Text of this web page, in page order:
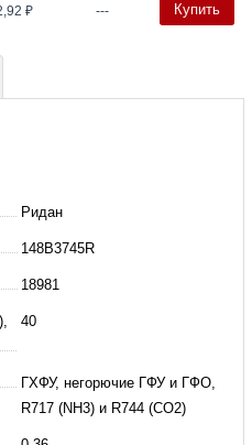
₽ --- Купить
Ридан
148B3745R
18981
40
ГХФУ, негорючие ГФУ и ГФО,
R717 (NH3) и R744 (CO2)